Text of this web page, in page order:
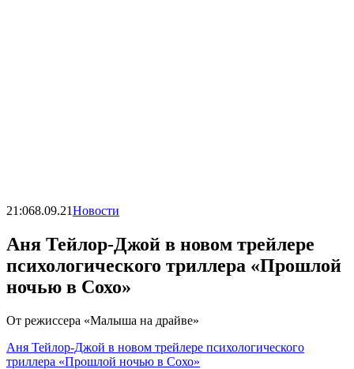
21:068.09.21Новости
Аня Тейлор-Джой в новом трейлере
психологического триллера «Прошлой
ночью в Сохо»
От режиссера «Малыша на драйве»
Аня Тейлор-Джой в новом трейлере психологического
триллера «Прошлой ночью в Сохо»